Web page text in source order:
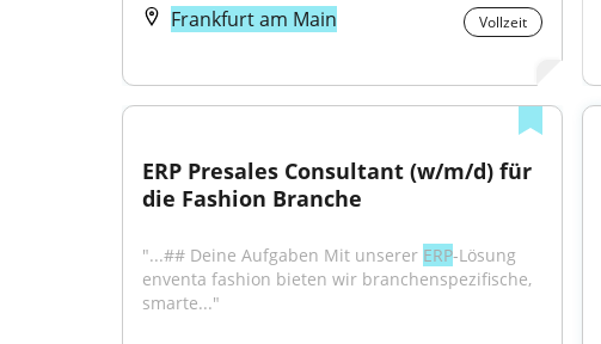
Frankfurt am Main
Vollzeit
ERP Presales Consultant (w/m/d) für
die Fashion Branche
"...## Deine Aufgaben Mit unserer ERP-Lösung
enventa fashion bieten wir branchenspezifische,
smarte..."